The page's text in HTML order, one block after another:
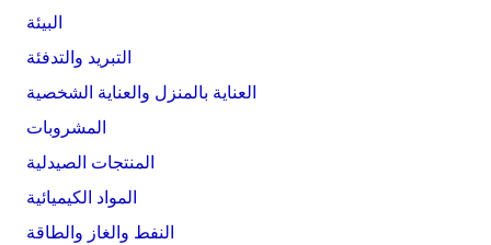
البيئة
التبريد والتدفئة
العناية بالمنزل والعناية الشخصية
المشروبات
المنتجات الصيدلية
المواد الكيميائية
النفط والغاز والطاقة